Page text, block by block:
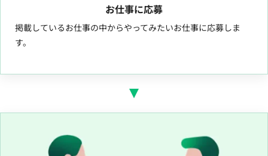
お仕事に応募
掲載しているお仕事の中からやってみたいお仕事に応募しま
す。